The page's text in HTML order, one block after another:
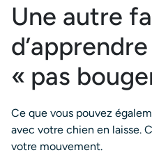
Une autre
« pas
Ce que vous pouvez
avec votre chien en laisse.
votre mouvement.